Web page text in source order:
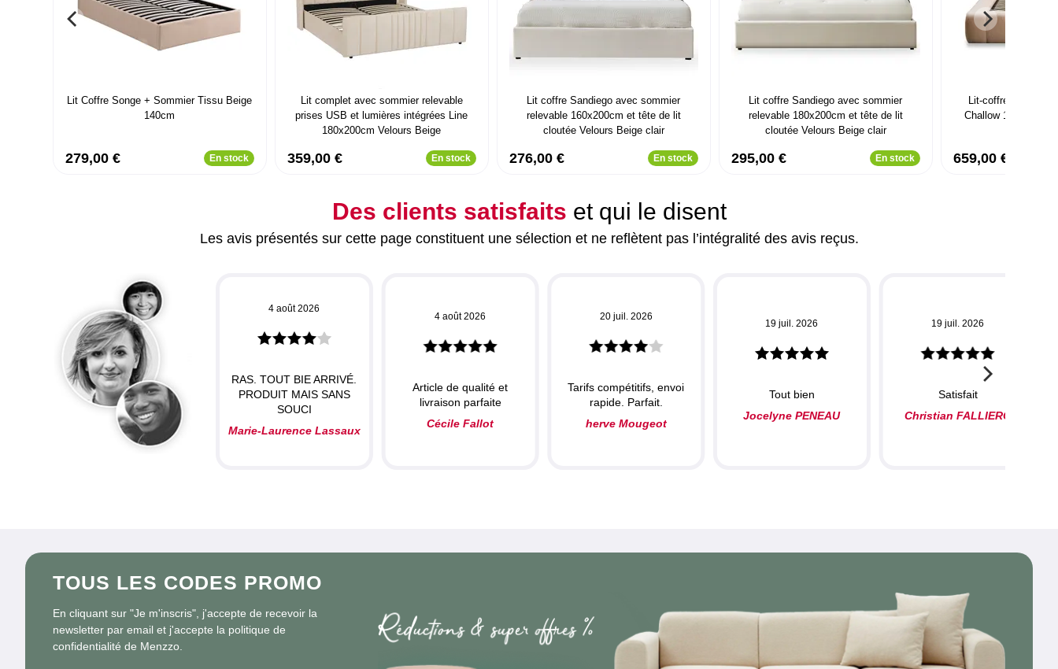
Lit Coffre Songe + Sommier Tissu Beige
140cm
279,00 € En stock
Lit complet avec sommier relevable
prises USB et lumières intégrées Line
180x200cm Velours Beige
359,00 € En stock
Lit coffre Sandiego avec sommier
relevable 160x200cm et tête de lit
cloutée Velours Beige clair
276,00 € En stock
Lit coffre Sandiego avec sommier
relevable 180x200cm et tête de lit
cloutée Velours Beige clair
295,00 € En stock
Lit-coffre avec
Challow
659,00 €
Des clients satisfaits et qui le disent
Les avis présentés sur cette page constituent une sélection et ne reflètent pas l’intégralité des avis reçus.
4 août 2026
RAS. TOUT BIE ARRIVÉ.
PRODUIT MAIS SANS
SOUCI
Marie-Laurence Lassaux
4 août 2026
Article de qualité et
livraison parfaite
Cécile Fallot
20 juil. 2026
Tarifs compétitifs, envoi
rapide. Parfait.
herve Mougeot
19 juil. 2026
Tout bien
Jocelyne PENEAU
19 juil. 2026
Satisfait
Christian FALLIERO
TOUS LES CODES PROMO
En cliquant sur "Je m'inscris", j'accepte de recevoir la
newsletter par email et j'accepte la politique de
confidentialité de Menzzo.